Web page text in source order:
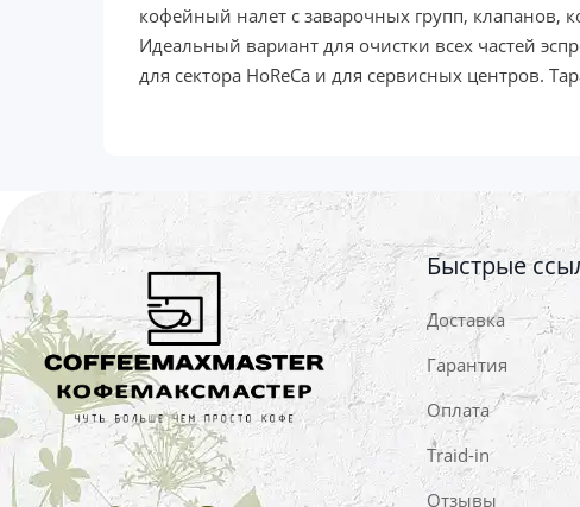
кофейный налет с заварочных групп, клапанов,
Идеальный вариант для очистки всех частей
для сектора HoReCa и для сервисных центров.
Быстрые
Доставка
Гарантия
Оплата
Traid-in
Отзывы